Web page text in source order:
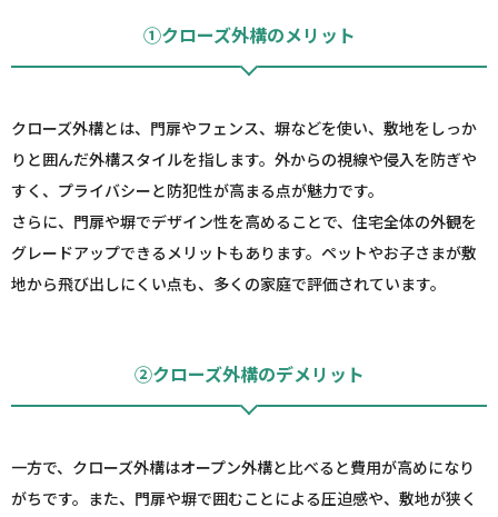
①クローズ外構のメリット
クローズ外構とは、門扉やフェンス、塀などを使い、敷地をしっか
りと囲んだ外構スタイルを指します。外からの視線や侵入を防ぎや
すく、プライバシーと防犯性が高まる点が魅力です。
さらに、門扉や塀でデザイン性を高めることで、住宅全体の外観を
グレードアップできるメリットもあります。ペットやお子さまが敷
地から飛び出しにくい点も、多くの家庭で評価されています。
②クローズ外構のデメリット
一方で、クローズ外構はオープン外構と比べると費用が高めになり
がちです。また、門扉や塀で囲むことによる圧迫感や、敷地が狭く